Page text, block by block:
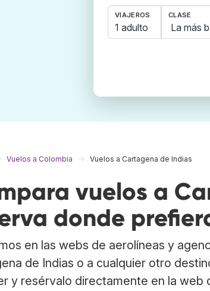
VIAJEROS
1 adulto
CLASE
Vuelos a Colombia Vuelos a Cartagena de Indias
vuelos a
donde
en las webs de aerolíneas y
de Indias o a cualquier otro
y resérvalo directamente en la